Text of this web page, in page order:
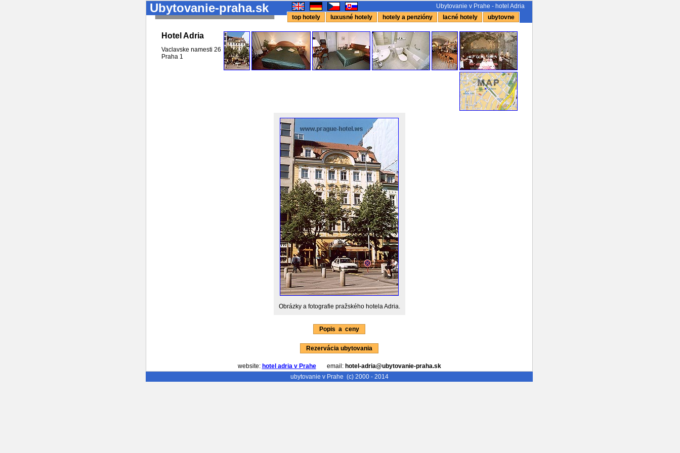
Ubytovanie-praha.sk
Ubytovanie v Prahe - hotel Adria
top hotely
luxusné hotely hotely a penzióny lacné hotely ubytovne
Hotel Adria
Vaclavske namesti 26
Praha 1
Obrázky a fotografie pražského hotela Adria.
Popis a ceny
Rezervácia ubytovania
website: hotel adria v Praheemail: hotel-adria@ubytovanie-praha.sk
ubytovanie v Prahe (c) 2000 - 2014